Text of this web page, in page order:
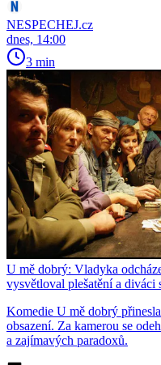
NESPECHEJ.cz
dnes, 14:00
3 min
U mě dobrý: Vladyka
vysvětloval plešatění a
Komedie U mě dobrý
obsazení. Za kamerou se
a zajímavých paradoxů.